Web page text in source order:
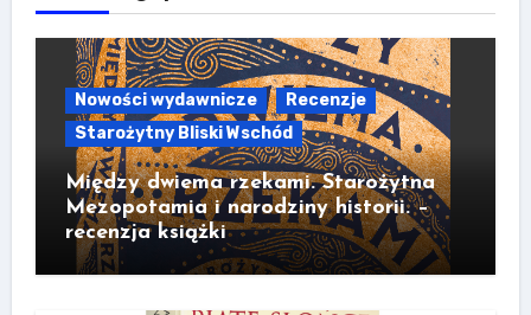
Nowości wydawnicze
Recenzje
Starożytny Bliski Wschód
Między dwiema rzekami. Starożytna
Mezopotamia i narodziny historii. –
recenzja książki